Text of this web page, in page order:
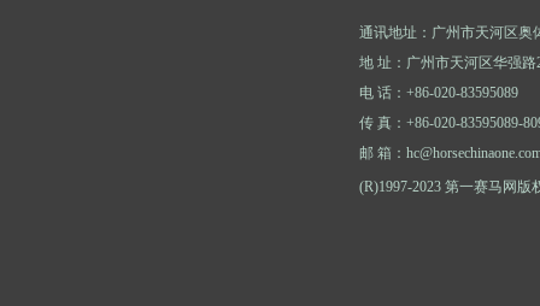
通讯地址：广州市天河区奥
地 址：广州市天河区华强路
电 话：+86-020-83595089
传 真：+86-020-83595089-
邮 箱：
(R)1997-2023 第一赛马网版